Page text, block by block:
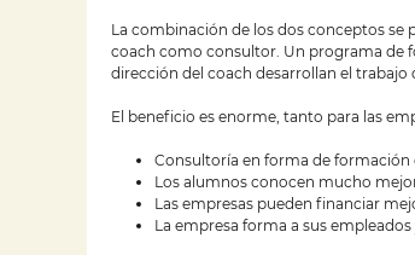
La combinación de los dos conceptos
coach como consultor. Un programa de
dirección del coach desarrollan el trabajo
El beneficio es enorme, tanto para las
Consultoría en forma de
Los alumnos conocen mucho
Las empresas pueden financiar
La empresa forma a sus